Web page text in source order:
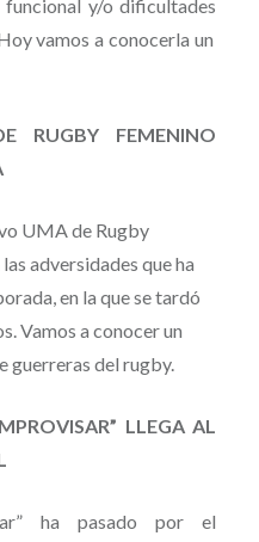
y/o dificultades
vamos a conocerla un
RUGBY FEMENINO
UMA de Rugby
adversidades que ha
en la que se tardó
Vamos a conocer un
guerreras del rugby.
LLEGA AL
ha pasado por el